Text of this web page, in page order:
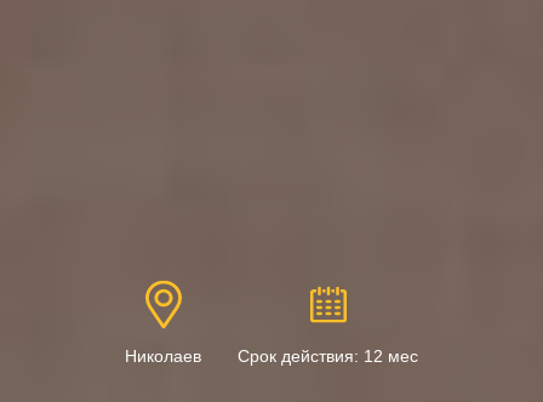
Николаев Срок действия: 12 мес